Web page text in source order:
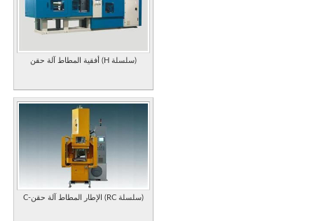
أفقية المطاط آلة حقن (H سلسلة)
C-الإطار المطاط آلة حقن (RC سلسلة)